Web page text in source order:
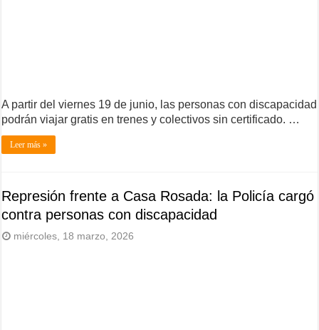
A partir del viernes 19 de junio, las personas con discapacidad
podrán viajar gratis en trenes y colectivos sin certificado. …
Leer más »
Represión frente a Casa Rosada: la Policía cargó
contra personas con discapacidad
miércoles, 18 marzo, 2026